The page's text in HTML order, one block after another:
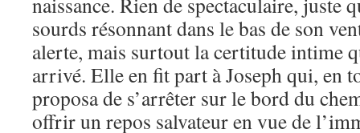
sourds résonnant dans le bas de son
alerte, mais surtout la certitude intime
arrivé. Elle en fit part à Joseph qui, en
proposa de s’arrêter sur le bord du
offrir un repos salvateur en vue de